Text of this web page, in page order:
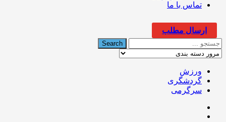
تماس با ما
ارسال مطلب
ورزش
گردشگری
سرگرمی